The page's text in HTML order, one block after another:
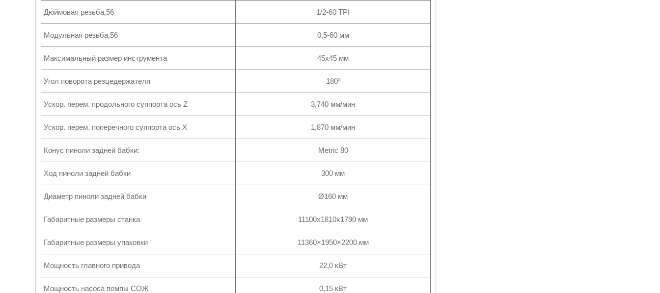
Дюймовая резьба,56 1/2-60 TPI
Модульная резьба,56 0,5-60 мм
Максимальный размер инструмента 45х45 мм
Угол поворота резцедержателя 180º
Ускор. перем. продольного суппорта ось Z 3,740 мм/мин
Ускор. перем. поперечного суппорта ось X 1,870 мм/мин
Конус пиноли задней бабки: Metric 80
Ход пиноли задней бабки 300 мм
Диаметр пиноли задней бабки Ø160 мм
Габаритные размеры станка 11100х1810х1790 мм
Габаритные размеры упаковки 11360×1950×2200 мм
Мощность главного привода 22,0 кВт
Мощность насоса помпы СОЖ 0,15 кВт